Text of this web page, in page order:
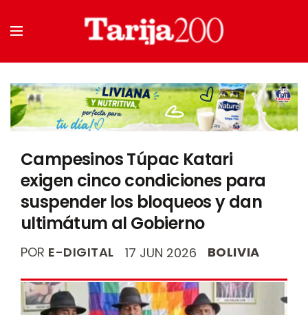
Campesinos Túpac Katari
exigen cinco condiciones para
suspender los bloqueos y dan
ultimátum al Gobierno
POR E-DIGITAL 17 JUN 2026 BOLIVIA